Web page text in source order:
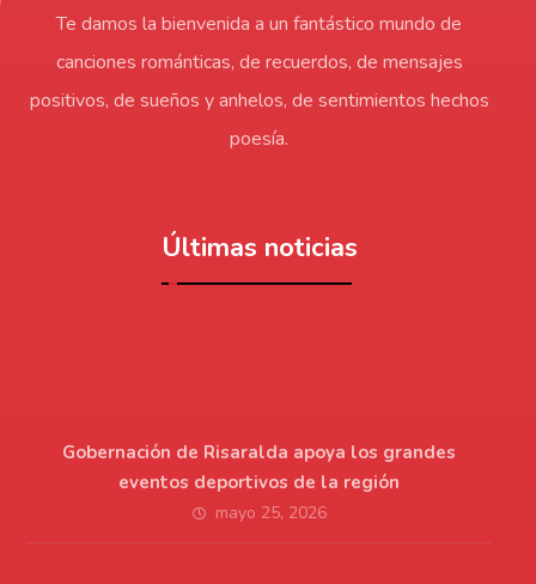
Te damos la bienvenida a un fantástico mundo de
canciones románticas, de recuerdos, de mensajes
positivos, de sueños y anhelos, de sentimientos hechos
poesía.
Últimas noticias
Gobernación de Risaralda apoya los grandes
eventos deportivos de la región
mayo 25, 2026